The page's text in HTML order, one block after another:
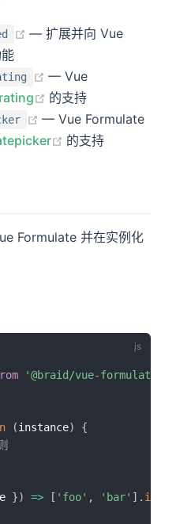
window)
(opens new window)
— 扩展并向 Vue
(opens new window)
— Vue
(opens new window)
的支持
(opens new window)
— Vue Formulate
(opens new
的支持
Formulate 并在实例化
'@braid/vue-formulate'
(instance)
{
}) => [ 'foo' , 'bar' ] .